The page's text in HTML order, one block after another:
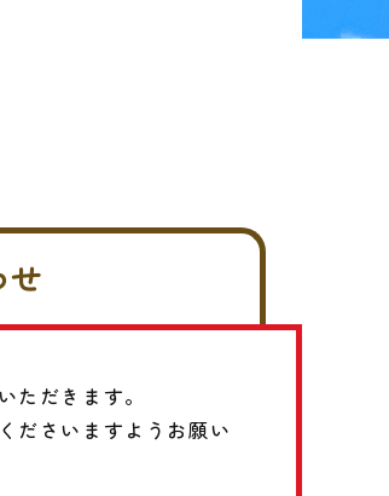
だきます。
ださいますようお願い